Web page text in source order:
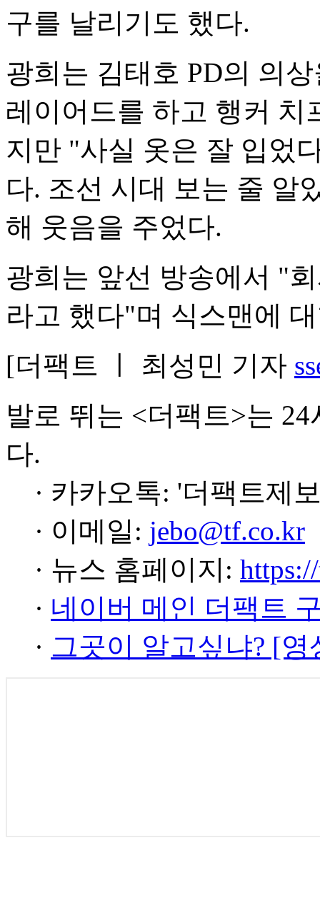
구를 날리기도 했다.
광희는 김태호 PD의 의
레이어드를 하고 행커 치
지만 "사실 옷은 잘 입었
다. 조선 시대 보는 줄 알
해 웃음을 주었다.
광희는 앞선 방송에서 "
라고 했다"며 식스맨에
[더팩트 ㅣ 최성민 기자
발로 뛰는 <더팩트>는
다.
· 카카오톡: '더팩트제
· 이메일: jebo@tf.co.kr
· 뉴스 홈페이지:
· 네이버 메인 더팩트
· 그곳이 알고싶냐? [